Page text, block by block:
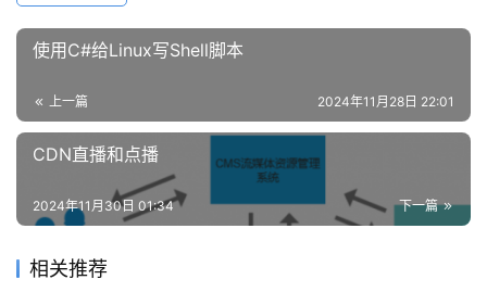
使用C#给Linux写Shell脚本
上一篇 2024年11月28日 22:01
CDN直播和点播
下一篇
2024年11月30日 01:34
相关推荐